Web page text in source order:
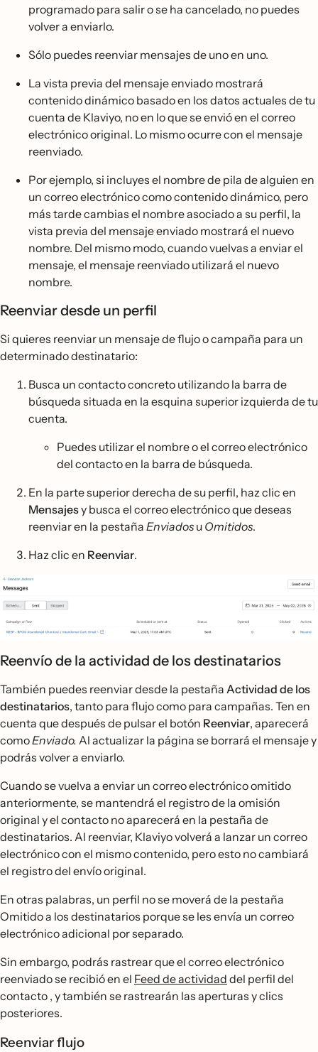
programado para salir o se ha cancelado, no puedes
volver a enviarlo.
Sólo puedes reenviar mensajes de uno en uno.
La vista previa del mensaje enviado mostrará
contenido dinámico basado en los datos actuales de tu
cuenta de Klaviyo, no en lo que se envió en el correo
electrónico original. Lo mismo ocurre con el mensaje
reenviado.
Por ejemplo, si incluyes el nombre de pila de alguien en
un correo electrónico como contenido dinámico, pero
más tarde cambias el nombre asociado a su perfil, la
vista previa del mensaje enviado mostrará el nuevo
nombre. Del mismo modo, cuando vuelvas a enviar el
mensaje, el mensaje reenviado utilizará el nuevo
nombre.
Reenviar desde un perfil
Si quieres reenviar un mensaje de flujo o campaña para un
determinado destinatario:
Busca un contacto concreto utilizando la barra de
búsqueda situada en la esquina superior izquierda de tu
cuenta.
Puedes utilizar el nombre o el correo electrónico
del contacto en la barra de búsqueda.
En la parte superior derecha de su perfil, haz clic en
Mensajesy busca el correo electrónico que deseas
reenviar en la pestaña Enviadosu Omitidos.
Haz clic en Reenviar.
Reenvío de la actividad de los destinatarios
También puedes reenviar desde la pestaña Actividad de los
destinatarios, tanto para flujo como para campañas. Ten en
cuenta que después de pulsar el botón Reenviar, aparecerá
comoEnviado. Al actualizar la página se borrará el mensaje y
podrás volver a enviarlo.
Cuando se vuelva a enviar un correo electrónico omitido
anteriormente, se mantendrá el registro de la omisión
original y el contacto no aparecerá en la pestaña de
destinatarios. Al reenviar, Klaviyo volverá a lanzar un correo
electrónico con el mismo contenido, pero esto no cambiará
el registro del envío original.
En otras palabras, un perfil no se moverá de la pestaña
Omitido a los destinatarios porque se les envía un correo
electrónico adicional por separado.
Sin embargo, podrás rastrear que el correo electrónico
reenviado se recibió en el Feed de actividad del perfil del
contacto , y también se rastrearán las aperturas y clics
posteriores.
Reenviar flujo